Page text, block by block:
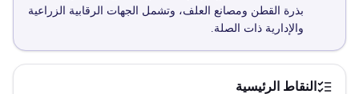
بذرة القطن ومصانع العلف، وتشمل الجهات الرقابية الزراعية
والإدارية ذات الصلة.
النقاط الرئيسية